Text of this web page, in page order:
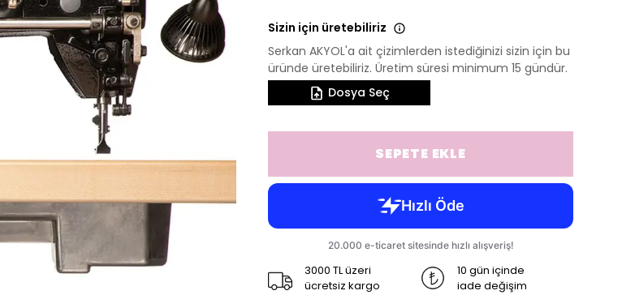
Sizin için üretebiliriz
Serkan AKYOL'a ait çizimlerden istediğinizi sizin için bu
üründe üretebiliriz. Üretim süresi minimum 15 gündür.
Dosya Seç
SEPETE EKLE
3000 TL üzeri
ücretsiz kargo
10 gün içinde
iade değişim